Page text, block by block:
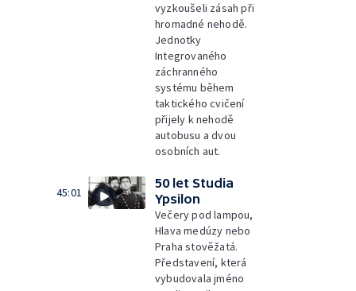
vyzkoušeli zásah při
hromadné nehodě.
Jednotky
Integrovaného
záchranného
systému během
taktického cvičení
přijely k nehodě
autobusu a dvou
osobních aut.
45:01
50 let Studia
Ypsilon
Večery pod lampou,
Hlava medúzy nebo
Praha stověžatá.
Představení, která
vybudovala jméno